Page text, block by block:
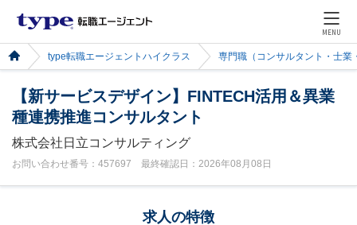
MENU
type転職エージェントハイクラス 専門職（コンサルタント・士業
【新サービスデザイン】FINTECH活用＆異業
種連携推進コンサルタント
株式会社日立コンサルティング
お問い合わせ番号：457697 最終確認日：2026年08月08日
求人の特徴